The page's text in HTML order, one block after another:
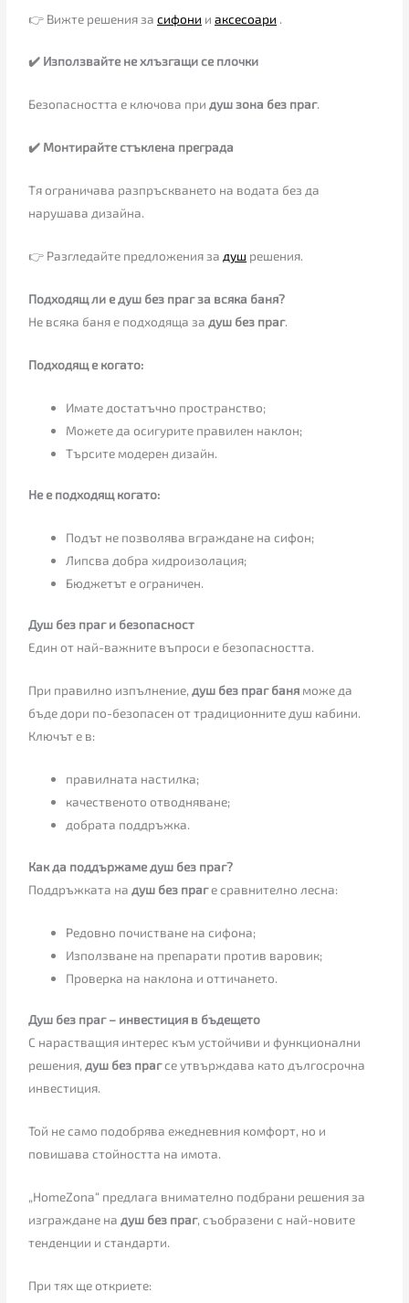
👉 Вижте решения засифони иаксесоари .
✔️ Използвайте не хлъзгащи се плочки
Безопасността е ключова придуш зона без праг.
✔️ Монтирайте стъклена преграда
Тя ограничава разпръскването на водата без да
нарушава дизайна.
👉 Разгледайте предложения за душ решения.
Подходящ ли е душ без праг за всяка баня?
Не всяка баня е подходяща задуш без праг.
Подходящ е когато:
Имате достатъчно пространство;
Можете да осигурите правилен наклон;
Търсите модерен дизайн.
Не е подходящ когато:
Подът не позволява вграждане на сифон;
Липсва добра хидроизолация;
Бюджетът е ограничен.
Душ без праг и безопасност
Един от най-важните въпроси е безопасността.
При правилно изпълнение,душ без праг баня може да
бъде дори по-безопасен от традиционните душ кабини.
Ключът е в:
правилната настилка;
качественото отводняване;
добрата поддръжка.
Как да поддържаме душ без праг?
Поддръжката надуш без праге сравнително лесна:
Редовно почистване на сифона;
Използване на препарати против варовик;
Проверка на наклона и оттичането.
Душ без праг – инвестиция в бъдещето
С нарастващия интерес към устойчиви и функционални
решения,душ без прагсе утвърждава като дългосрочна
инвестиция.
Той не само подобрява ежедневния комфорт, но и
повишава стойността на имота.
„HomeZona“ предлага внимателно подбрани решения за
изграждане надуш без праг, съобразени с най-новите
тенденции и стандарти.
При тях ще откриете: